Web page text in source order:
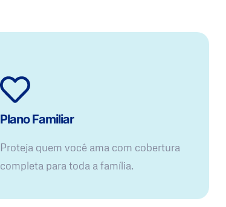
Plano Familiar
Proteja quem você ama com cobertura
completa para toda a família.